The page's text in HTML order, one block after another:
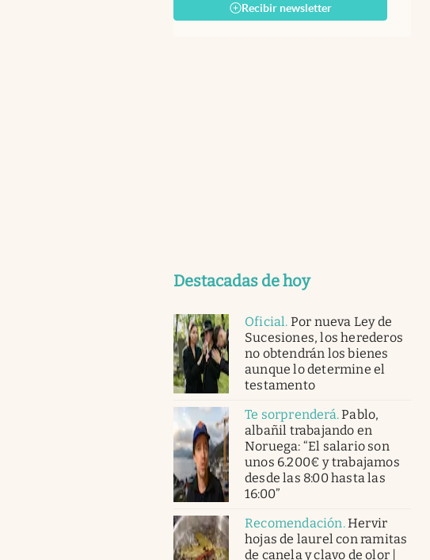
Recibir newsletter
Destacadas de hoy
Oficial. Por nueva Ley de
Sucesiones, los herederos
no obtendrán los bienes
aunque lo determine el
testamento
Te sorprenderá.Pablo,
albañil trabajando en
Noruega: “El salario son
unos 6.200€ y trabajamos
desde las 8:00 hasta las
16:00”
Recomendación.Hervir
hojas de laurel con ramitas
de canela y clavo de olor |